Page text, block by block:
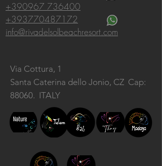
+390967 736400
+393770487172
info@rivadelsolbeachresort.com
Via Cottura, 1
Santa Caterina dello Jonio, CZ Cap:
88060. ITALY